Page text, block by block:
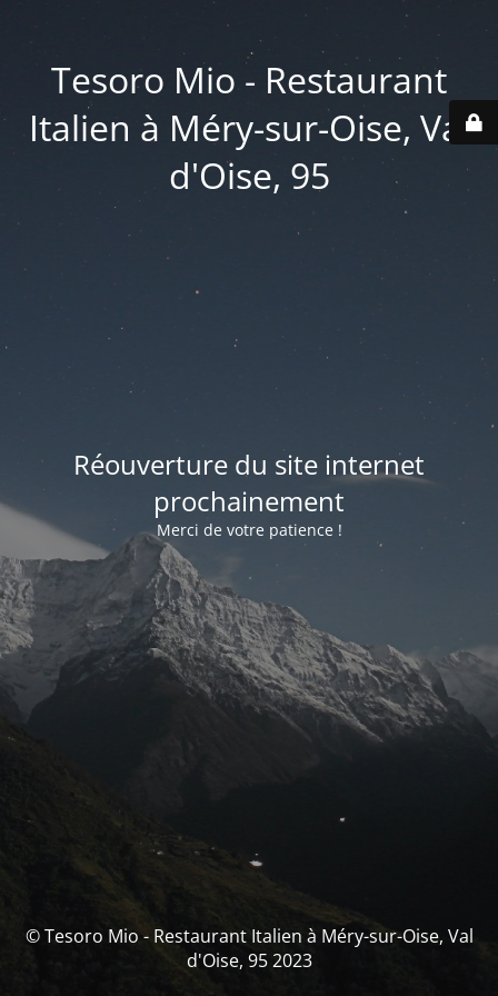
Tesoro Mio - Restaurant
Italien à Méry-sur-Oise, Val
d'Oise, 95
Réouverture du site internet
prochainement
Merci de votre patience !
© Tesoro Mio - Restaurant Italien à Méry-sur-Oise, Val
d'Oise, 95 2023